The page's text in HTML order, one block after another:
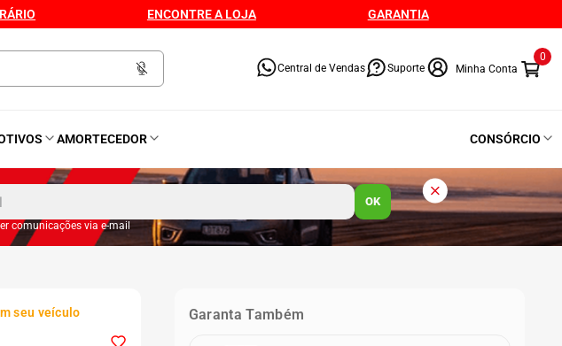
ENCONTRE A LOJA GARANTIA
Central de Vendas Suporte
0
AMORTECEDOR CONSÓRCIO
OK
comunicações via e-mail
seu veículo Garanta Também